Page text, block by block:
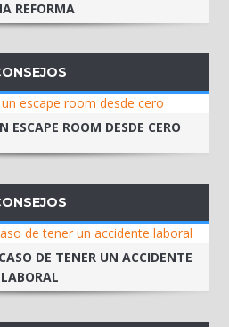
REFORMA
ESCAPE ROOM DESDE CERO
DE TENER UN ACCIDENTE
LABORAL